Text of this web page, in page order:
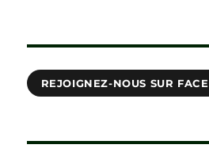
REJOIGNEZ-NOUS SUR